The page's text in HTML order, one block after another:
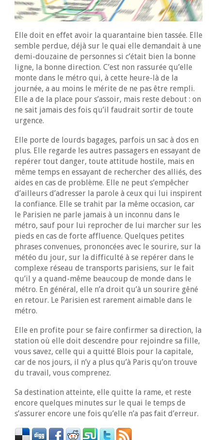
Elle doit en effet avoir la quarantaine bien tassée. Elle
semble perdue, déjà sur le quai elle demandait à une
demi-douzaine de personnes si c’était bien la bonne
ligne, la bonne direction. C’est non rassurée qu’elle
monte dans le métro qui, à cette heure-là de la
journée, a au moins le mérite de ne pas être rempli.
Elle a de la place pour s’assoir, mais reste debout : on
ne sait jamais des fois qu’il faudrait sortir de toute
urgence.
Elle porte de lourds bagages, parfois un sac à dos en
plus. Elle regarde les autres passagers en essayant de
repérer tout danger, toute attitude hostile, mais en
même temps en essayant de rechercher des alliés, des
aides en cas de problème. Elle ne peut s’empêcher
d’ailleurs d’adresser la parole à ceux qui lui inspirent
la confiance. Elle se trahit par la même occasion, car
le Parisien ne parle jamais à un inconnu dans le
métro, sauf pour lui reprocher de lui marcher sur les
pieds en cas de forte affluence. Quelques petites
phrases convenues, prononcées avec le sourire, sur la
météo du jour, sur la difficulté à se repérer dans le
complexe réseau de transports parisiens, sur le fait
qu’il y a quand-même beaucoup de monde dans le
métro. En général, elle n’a droit qu’à un sourire gêné
en retour. Le Parisien est rarement aimable dans le
métro.
Elle en profite pour se faire confirmer sa direction, la
station où elle doit descendre pour rejoindre sa fille,
vous savez, celle qui a quitté Blois pour la capitale,
car de nos jours, il n’y a plus qu’à Paris qu’on trouve
du travail, vous comprenez.
Sa destination atteinte, elle quitte la rame, et reste
encore quelques minutes sur le quai le temps de
s’assurer encore une fois qu’elle n’a pas fait d’erreur.